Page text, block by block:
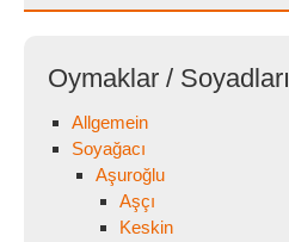
Oymaklar / Soyadları
Allgemein
Soyağacı
Aşuroğlu
Aşçı
Keskin